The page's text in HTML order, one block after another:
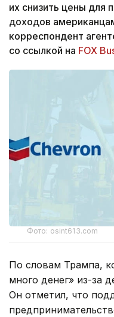
их снизить цены для
доходов
корреспондент
со ссылкой на FOX
Фото: osint613.com
По словам Трампа,
много денег» из-за
Он отметил, что